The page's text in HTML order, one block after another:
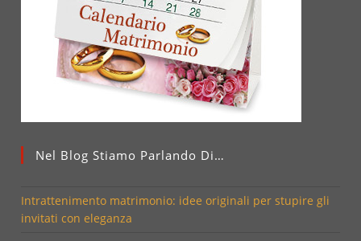
Nel Blog Stiamo Parlando Di…
Intrattenimento matrimonio: idee originali per stupire gli
invitati con eleganza